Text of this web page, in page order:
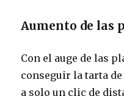
Aumento de las
Con el auge de las
conseguir la tarta
a solo un clic de